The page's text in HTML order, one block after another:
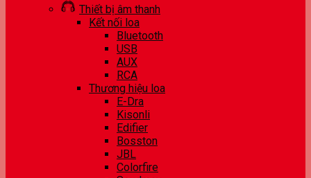
Thiết bị âm thanh
Kết nối loa
Bluetooth
USB
AUX
RCA
Thương hiệu loa
E-Dra
Kisonli
Edifier
Bosston
JBL
Colorfire